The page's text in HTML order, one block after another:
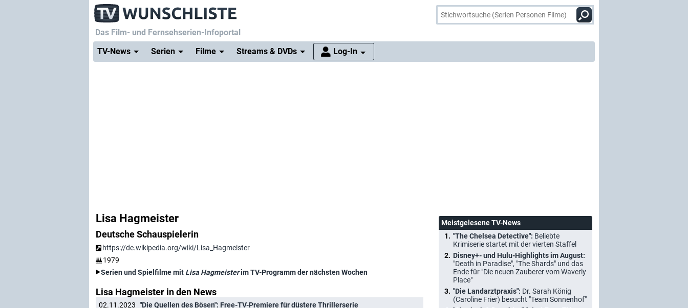
Das Film- und Fernsehserien-Infoportal
TV-News
Serien Filme Streams & DVDs Log-In
Lisa Hagmeister
Deutsche Schauspielerin
https://de.wikipedia.org/wiki/Lisa_Hagmeister
1979
Serien und Spielfilme mit Lisa Hagmeisterim TV-Programm der nächsten Wochen
Lisa Hagmeister in den News
02.11.2023 "Die Quellen des Bösen": Free-TV-Premiere für düstere Thrillerserie
Meistgelesene TV-News
"The Chelsea Detective": Beliebte
Krimiserie startet mit der vierten Staffel
Disney+- und Hulu-Highlights im August:
"Death in Paradise", "The Shards" und das
Ende für "Die neuen Zauberer vom Waverly
Place"
"Die Landarztpraxis": Dr. Sarah König
(Caroline Frier) besucht "Team Sonnenhof"